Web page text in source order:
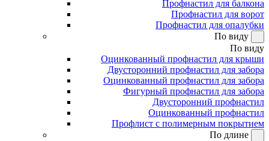
Профнастил для балкона
Профнастил для ворот
Профнастил для опалубки
По виду
По виду
Оцинкованный профнастил для крыши
Двусторонний профнастил для забора
Оцинкованный профнастил для забора
Фигурный профнастил для забора
Двусторонний профнастил
Оцинкованный профнастил
Профлист с полимерным покрытием
По длине